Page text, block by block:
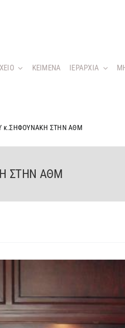
KEIMENA ΙΕΡΑΡΧΙΑ
κ.ΣΗΦΟΥΝΑΚΗ ΣΤΗΝ ΑΘΜ
ΣΤΗΝ ΑΘΜ